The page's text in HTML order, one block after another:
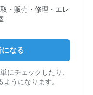
・販売・修理・エレ
なる
にチェックしたり、
うになります。